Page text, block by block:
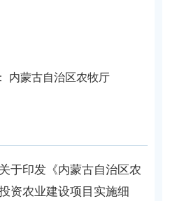
内蒙古自治区农牧厅
于印发《内蒙古自治区农
资农业建设项目实施细